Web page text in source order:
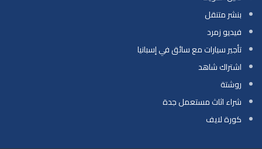
بنشر متنقل
فيديو زمرد
تأجير سيارات مع سائق في إسبانيا
اشتراك شاهد
روشتة
شراء اثاث مستعمل جدة
كورة لايف